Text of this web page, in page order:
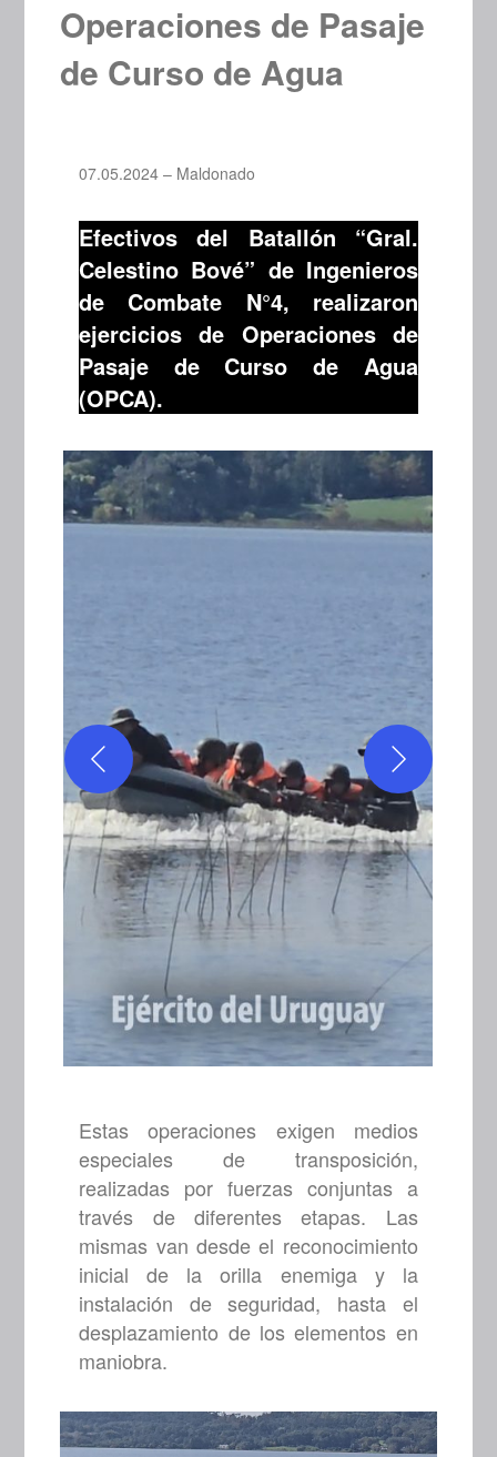
Operaciones de Pasaje
de Curso de Agua
07.05.2024 – Maldonado
Efectivos del Batallón “Gral.
Celestino Bové” de Ingenieros
de Combate N°4, realizaron
ejercicios de Operaciones de
Pasaje de Curso de Agua
(OPCA).
Estas operaciones exigen medios
especiales de transposición,
realizadas por fuerzas conjuntas a
través de diferentes etapas. Las
mismas van desde el reconocimiento
inicial de la orilla enemiga y la
instalación de seguridad, hasta el
desplazamiento de los elementos en
maniobra.